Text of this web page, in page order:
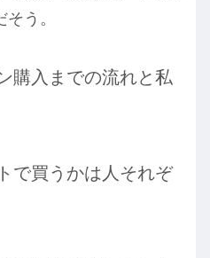
う。
購入までの流れと私
で買うかは人それぞ